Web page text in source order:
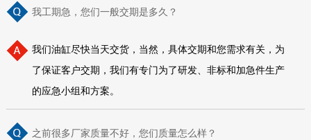
我工期急，您们一般交期是多久？
我们油缸尽快当天交货，当然，具体交期和您需求有关，为
了保证客户交期，我们有专门为了研发、非标和加急件生产
的应急小组和方案。
之前很多厂家质量不好，您们质量怎么样？